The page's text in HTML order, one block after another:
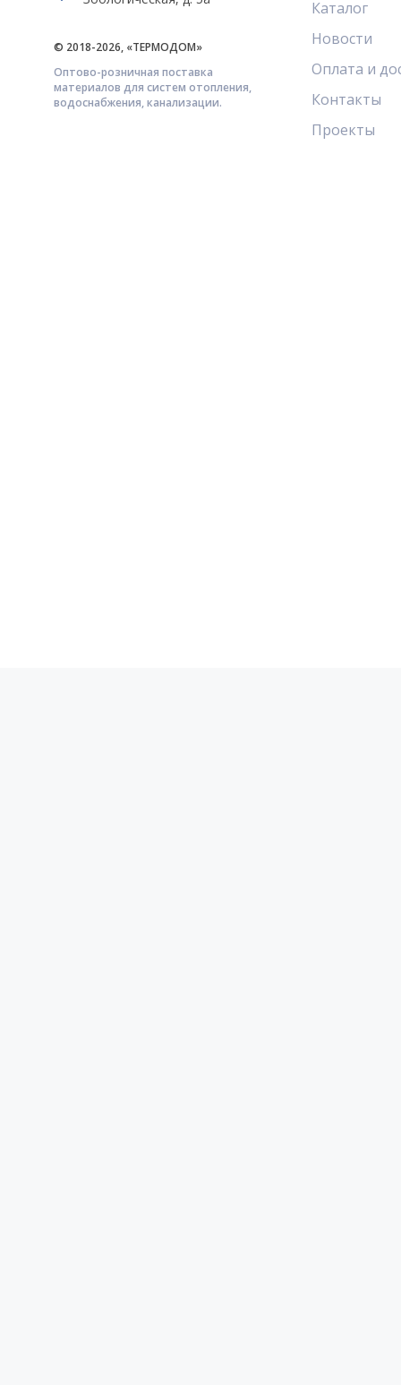
© 2018-2026, «ТЕРМОДОМ»
Оптово-розничная поставка
материалов для систем отопления,
водоснабжения, канализации.
Каталог
Новости
Оплата и
Контакты
Проекты